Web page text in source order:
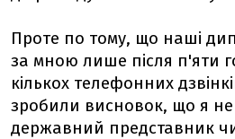
Проте по тому, що наші
за мною лише після п'яти
кількох телефонних
зробили висновок, що я
державний представник